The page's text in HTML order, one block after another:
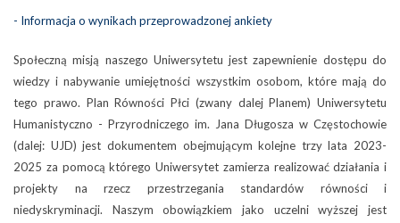
- Informacja o wynikach przeprowadzonej ankiety
Społeczną misją naszego Uniwersytetu jest zapewnienie dostępu do
wiedzy i nabywanie umiejętności wszystkim osobom, które mają do
tego prawo. Plan Równości Płci (zwany dalej Planem) Uniwersytetu
Humanistyczno - Przyrodniczego im. Jana Długosza w Częstochowie
(dalej: UJD) jest dokumentem obejmującym kolejne trzy lata 2023-
2025 za pomocą którego Uniwersytet zamierza realizować działania i
projekty na rzecz przestrzegania standardów równości i
niedyskryminacji. Naszym obowiązkiem jako uczelni wyższej jest